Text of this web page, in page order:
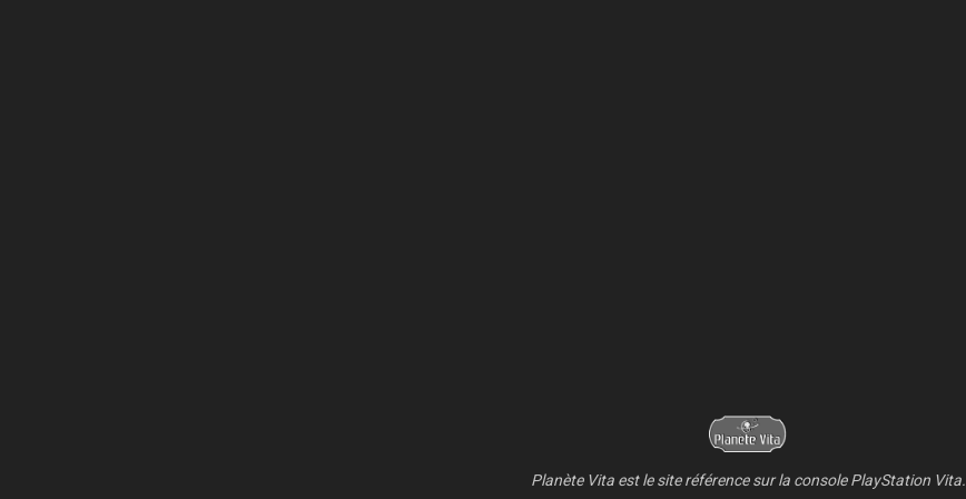
Planète Vita est le site référence sur la console PlayStation Vita.